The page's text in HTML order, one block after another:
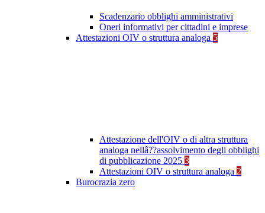
Scadenzario obblighi amministrativi
Oneri informativi per cittadini e imprese
Attestazioni OIV o struttura analoga 5
Attestazione dell'OIV o di altra struttura
analoga nellâ??assolvimento degli obblighi
di pubblicazione 2025 3
Attestazioni OIV o struttura analoga 2
Burocrazia zero